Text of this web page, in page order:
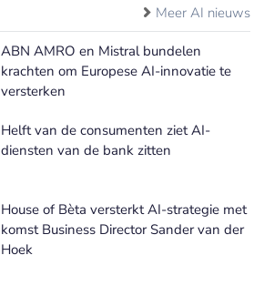
Meer AI nieuws
ABN AMRO en Mistral bundelen
krachten om Europese AI-innovatie te
versterken
Helft van de consumenten ziet AI-
diensten van de bank zitten
House of Bèta versterkt AI-strategie met
komst Business Director Sander van der
Hoek